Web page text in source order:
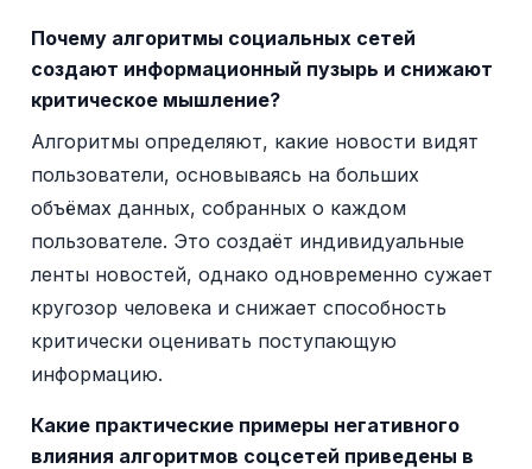
Почему алгоритмы социальных сетей
создают информационный пузырь и снижают
критическое мышление?
Алгоритмы определяют, какие новости видят
пользователи, основываясь на больших
объёмах данных, собранных о каждом
пользователе. Это создаёт индивидуальные
ленты новостей, однако одновременно сужает
кругозор человека и снижает способность
критически оценивать поступающую
информацию.
Какие практические примеры негативного
влияния алгоритмов соцсетей приведены в